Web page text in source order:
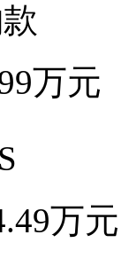
万元
万元